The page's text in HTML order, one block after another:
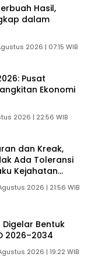
Hasil,
dalam
2026 | 07:15 WIB
Pusat
Ekonomi
2026 | 22:56 WIB
dan Kreak,
Ada Toleransi
Kejahatan
2026 | 21:56 WIB
Digelar Bentuk
2026–2034
2026 | 19:22 WIB